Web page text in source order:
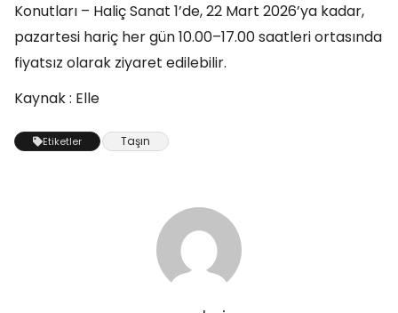
Konutları – Haliç Sanat 1’de, 22 Mart 2026’ya kadar,
pazartesi hariç her gün 10.00–17.00 saatleri ortasında
fiyatsız olarak ziyaret edilebilir.
Kaynak : Elle
Etiketler Taşın